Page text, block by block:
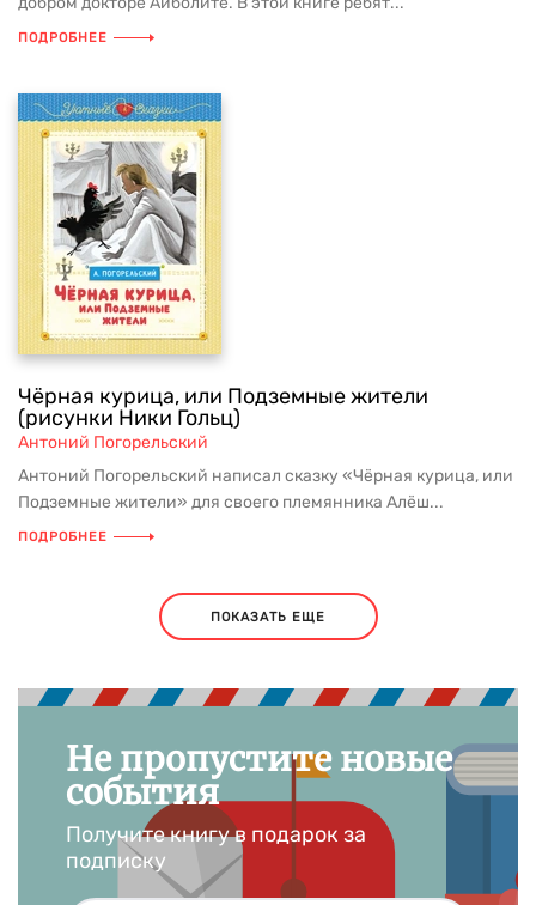
ПОДРОБНЕЕ
Чёрная курица, или Подземные жители
(рисунки Ники Гольц)
Антоний Погорельский
Антоний Погорельский написал сказку «Чёрная курица, или
Подземные жители» для своего племянника Алёш...
ПОДРОБНЕЕ
ПОКАЗАТЬ ЕЩЕ
Не пропустите новые
события
Получите книгу в подарок за
подписку